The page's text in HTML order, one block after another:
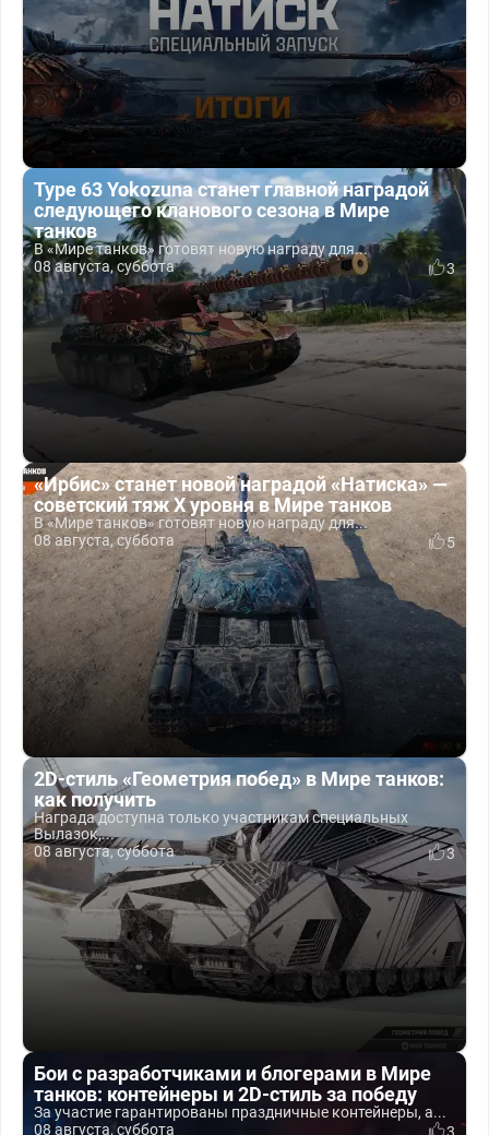
Type 63 Yokozuna станет главной наградой
следующего кланового сезона в Мире
танков
В «Мире танков» готовят новую награду для...
08 августа, суббота
3
«Ирбис» станет новой наградой «Натиска» —
советский тяж X уровня в Мире танков
В «Мире танков» готовят новую награду для...
08 августа, суббота
5
2D-стиль «Геометрия побед» в Мире танков:
как получить
Награда доступна только участникам специальных
Вылазок,...
08 августа, суббота
3
Бои с разработчиками и блогерами в Мире
танков: контейнеры и 2D-стиль за победу
За участие гарантированы праздничные контейнеры, а...
08 августа, суббота
3